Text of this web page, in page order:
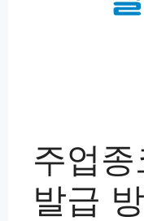
주업
발급